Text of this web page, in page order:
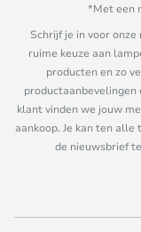
*Met een
Schrijf je in voor
ruime keuze aan
producten en zo
klant vinden we jouw
aankoop. Je kan ten
de nieuwsbrief